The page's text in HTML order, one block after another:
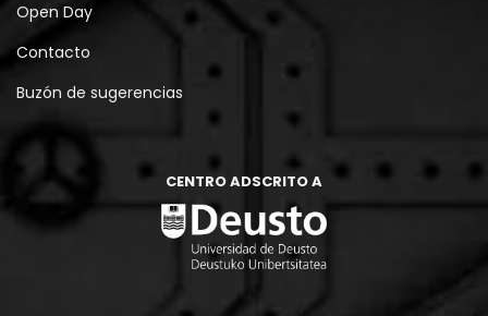
Open Day
Contacto
Buzón de sugerencias
CENTRO ADSCRITO A